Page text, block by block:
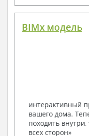
канализации
канализации
Узлы и
BIMx модель
интерактивный
вашего дома.
походить
всех сторон»